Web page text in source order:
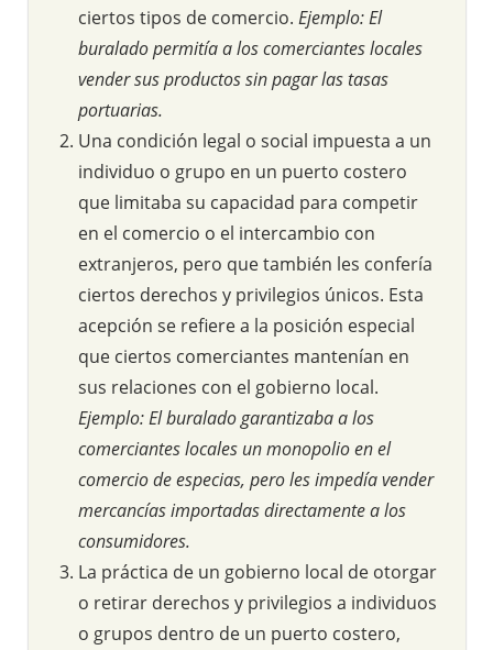
ciertos tipos de comercio. Ejemplo: El
buralado permitía a los comerciantes locales
vender sus productos sin pagar las tasas
portuarias.
Una condición legal o social impuesta a un
individuo o grupo en un puerto costero
que limitaba su capacidad para competir
en el comercio o el intercambio con
extranjeros, pero que también les confería
ciertos derechos y privilegios únicos. Esta
acepción se refiere a la posición especial
que ciertos comerciantes mantenían en
sus relaciones con el gobierno local.
Ejemplo: El buralado garantizaba a los
comerciantes locales un monopolio en el
comercio de especias, pero les impedía vender
mercancías importadas directamente a los
consumidores.
La práctica de un gobierno local de otorgar
o retirar derechos y privilegios a individuos
o grupos dentro de un puerto costero,